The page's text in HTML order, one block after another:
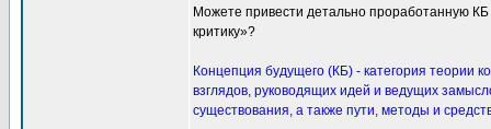
Можете привести детально проработанную
критику»?
Концепция будущего (КБ) - категория теории
взглядов, руководящих идей и ведущих
существования, а также пути, методы и